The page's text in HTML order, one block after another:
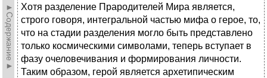
►Содержание►
Хотя разделение Прародителей Мира является,
строго говоря, интегральной частью мифа о герое, то,
что на стадии разделения могло быть представлено
только космическими символами, теперь вступает в
фазу очеловечивания и формирования личности.
Таким образом, герой является архетипическим